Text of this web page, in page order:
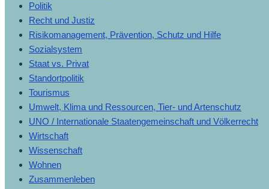
Politik
Recht und Justiz
Risikomanagement, Prävention, Schutz und Hilfe
Sozialsystem
Staat vs. Privat
Standortpolitik
Tourismus
Umwelt, Klima und Ressourcen, Tier- und Artenschutz
UNO / Internationale Staatengemeinschaft und Völkerrecht
Wirtschaft
Wissenschaft
Wohnen
Zusammenleben